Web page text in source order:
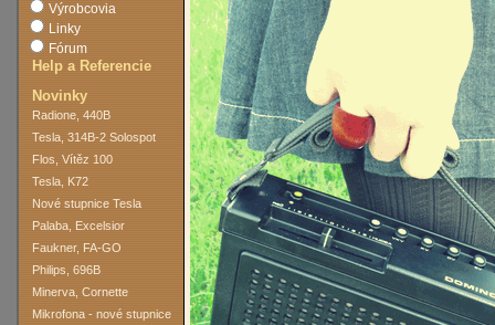
Výrobcovia
Linky
Fórum
Help a Referencie
Novinky
Radione, 440B
Tesla, 314B-2 Solospot
Flos, Vítěz 100
Tesla, K72
Nové stupnice Tesla
Palaba, Excelsior
Faukner, FA-GO
Philips, 696B
Minerva, Cornette
Mikrofona - nové stupnice